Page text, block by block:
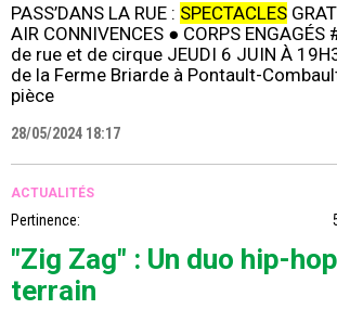
PASS’DANS LA RUE : SPECTACLES
AIR CONNIVENCES ● CORPS
de rue et de cirque JEUDI 6 JUIN À
de la Ferme Briarde à Pontault-
pièce
28/05/2024 18:17
ACTUALITÉS
Pertinence:
"Zig Zag" : Un duo hip-
terrain